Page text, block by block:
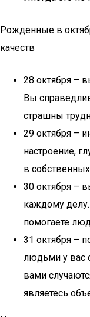
Рожденные в
качеств
28 октября –
Вы
страшны
29 октября –
настроение,
в
30 октября –
каждому
помогаете
31 октября –
людьми у вас
вами
являетесь